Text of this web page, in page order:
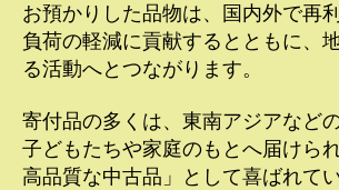
お預かりした品物は、国内外で再
負荷の軽減に貢献するとともに、
る活動へとつながります。
寄付品の多くは、東南アジアなど
子どもたちや家庭のもとへ届けら
高品質な中古品」として喜ばれてい